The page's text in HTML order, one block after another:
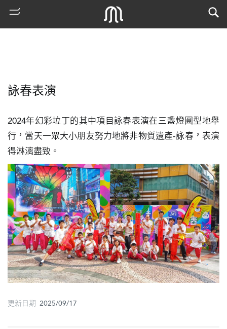
門
搜
索
古
地
圖
媽
閣
寺
廟
詠春表演
2024年幻彩垃丁的其中項目詠春表演在三盞燈圓型地舉
行，當天一眾大小朋友努力地將非物質遺產-詠春，表演
得淋漓盡致。
更新日期 2025/09/17